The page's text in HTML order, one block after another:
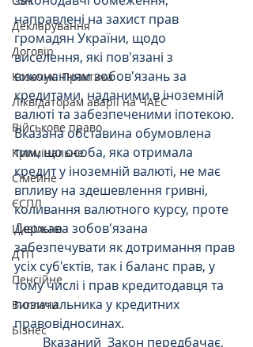
Декларування
Договір
Козачук. Практика
Ліквідаторам аварії на ЧАЕС
Військове право
Кримінальне
Сімейне
ЄСПЛ
Цивільне
ДТП
Пенсійне
Виплати
Бізнес
направлені на захист прав
громадян України, щодо
виселення, які пов'язані з
виконанням зобов'язань за
кредитами, наданими в іноземній
валюті та забезпеченими іпотекою.
Вказана обставина обумовлена
тим, що особа, яка отримала
кредит у іноземній валюті, не має
впливу на здешевлення гривні,
коливання валютного курсу, проте
Держава зобов'язана
забезпечувати як дотримання прав
усіх суб'єктів, так і баланс прав, у
тому числі і прав кредитодавця та
позичальника у кредитних
правовідносинах.